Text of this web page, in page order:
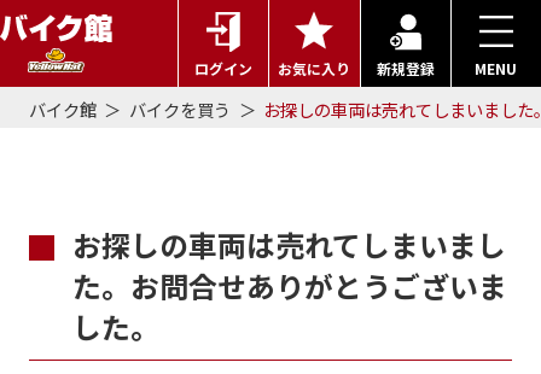
ログイン お気に入り 新規登録 MENU
バイク館 バイクを買う お探しの車両は売れてしまいまし
お探しの車両は売れてしまいまし
た。お問合せありがとうございま
した。